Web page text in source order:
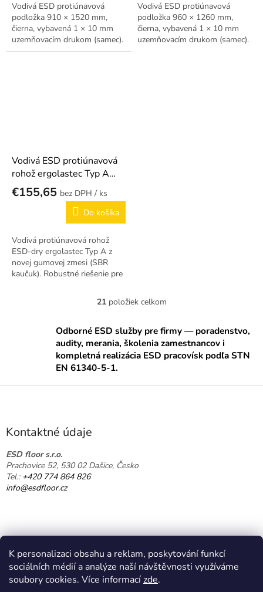
K personalizaci obsahu a reklam, poskytování funkcí
sociálních médií a analýze naší návštěvnosti využíváme
soubory cookies. Více informacízde.
Vodivá ESD protiúnavová
podložka 910 × 1520 mm,
čierna, vybavená 1 × 10 mm
uzemňovacím drukom (samec).
ESD logo, skosené hrany.
Vodivá ESD protiúnavová
podložka 960 × 1260 mm,
čierna, vybavená 1 × 10 mm
uzemňovacím drukom (samec).
Vodivá ESD protiúnavová
rohož ergolastec Typ A
(SBR kaučuk)
€155,65
/ ks
Do košíka
Vodivá protiúnavová rohož
ESD-dry ergolastec Typ A z
novej gumovej zmesi (SBR
kaučuk). Robustné riešenie pre
O
l
á
d
a
i
v
21položiek celkom
Odborné ESD služby pre firmy — poradenstvo,
audity, merania, školenia zamestnancov i
kompletná realizácia ESD pracovísk podľa STN
EN 61340-5-1.
Z
Kontaktné údaje
ESD floor s.r.o.
Prachovice 52, 530 02 Dašice, Česko
Tel.: +420 774 864 826
info@esdfloor.cz